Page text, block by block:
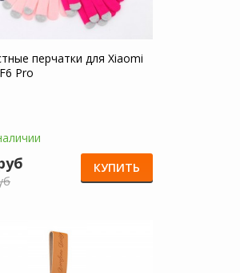
перчатки для Xiaomi
Pro
КУПИТЬ